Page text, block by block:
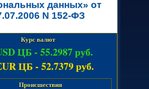
данных» от
N 152-ФЗ
Курс валют
ЦБ - 55.2987 руб.
ЦБ - 52.7379 руб.
Происшествия